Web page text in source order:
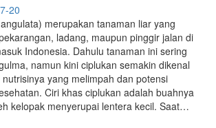
20
merupakan tanaman liar yang
ladang, maupun pinggir jalan di
Indonesia. Dahulu tanaman ini sering
namun kini ciplukan semakin dikenal
yang melimpah dan potensi
Ciri khas ciplukan adalah buahnya
kelopak menyerupai lentera kecil. Saat…